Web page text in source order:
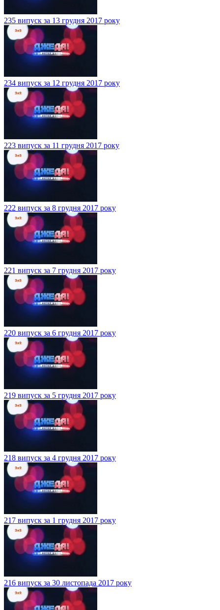
235 випуск за 13 грудня 2017 року
234 випуск за 12 грудня 2017 року
223 випуск за 11 грудня 2017 року
222 випуск за 8 грудня 2017 року
221 випуск за 7 грудня 2017 року
220 випуск за 6 грудня 2017 року
219 випуск за 5 грудня 2017 року
218 випуск за 4 грудня 2017 року
217 випуск за 1 грудня 2017 року
216 випуск за 30 листопада 2017 року